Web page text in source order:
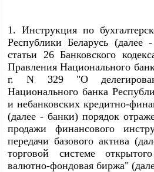
1. Инструкция по
Республики Беларусь (далее
статьи 26 Банковского
Правления Национального
г. N 329 "О
Национального банка
и небанковских кредитно-
(далее - банки) порядок
продажи финансового
передачи базового актива
торговой системе
валютно-фондовая биржа"